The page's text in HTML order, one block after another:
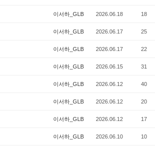
이서하_GLB 2026.06.18 18
이서하_GLB 2026.06.17 25
이서하_GLB 2026.06.17 22
이서하_GLB 2026.06.15 31
이서하_GLB 2026.06.12 40
이서하_GLB 2026.06.12 20
이서하_GLB 2026.06.12 17
이서하_GLB 2026.06.10 10